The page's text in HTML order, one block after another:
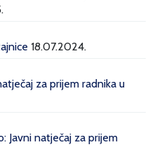
18.07.2024.
za prijem radnika u
Javni natječaj za prijem